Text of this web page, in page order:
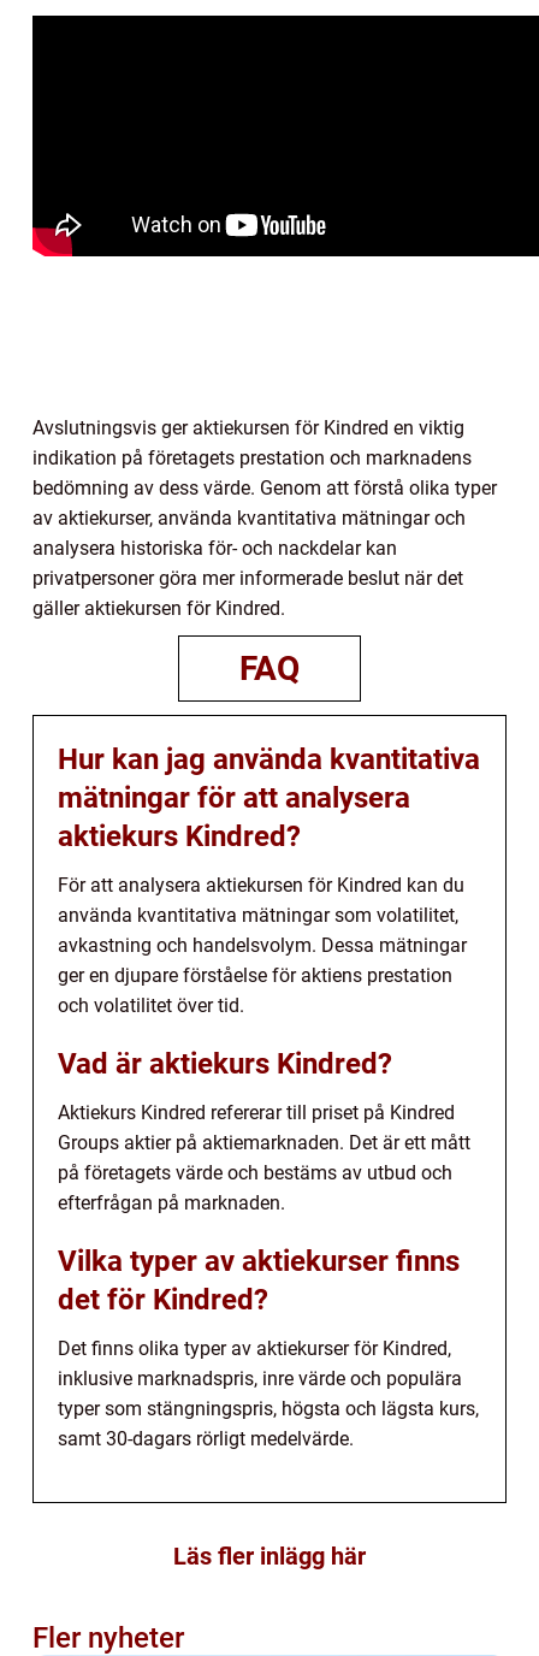
Avslutningsvis ger aktiekursen för Kindred en viktig
indikation på företagets prestation och marknadens
bedömning av dess värde. Genom att förstå olika typer
av aktiekurser, använda kvantitativa mätningar och
analysera historiska för- och nackdelar kan
privatpersoner göra mer informerade beslut när det
gäller aktiekursen för Kindred.
FAQ
Hur kan jag använda kvantitativa
mätningar för att analysera
aktiekurs Kindred?
För att analysera aktiekursen för Kindred kan du
använda kvantitativa mätningar som volatilitet,
avkastning och handelsvolym. Dessa mätningar
ger en djupare förståelse för aktiens prestation
och volatilitet över tid.
Vad är aktiekurs Kindred?
Aktiekurs Kindred refererar till priset på Kindred
Groups aktier på aktiemarknaden. Det är ett mått
på företagets värde och bestäms av utbud och
efterfrågan på marknaden.
Vilka typer av aktiekurser finns
det för Kindred?
Det finns olika typer av aktiekurser för Kindred,
inklusive marknadspris, inre värde och populära
typer som stängningspris, högsta och lägsta kurs,
samt 30-dagars rörligt medelvärde.
Läs fler inlägg här
Fler nyheter